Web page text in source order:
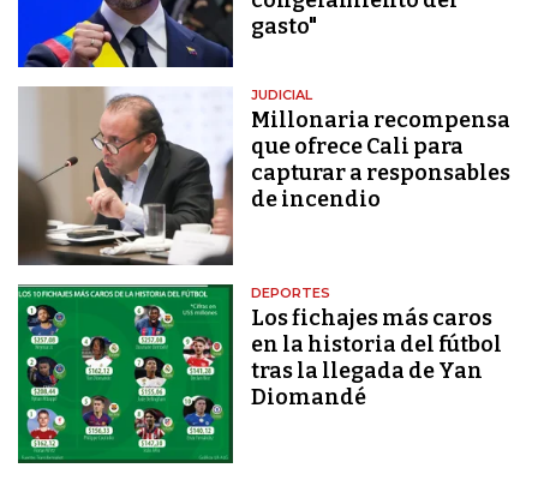
gasto"
JUDICIAL
Millonaria recompensa
que ofrece Cali para
capturar a responsables
de incendio
DEPORTES
Los fichajes más caros
en la historia del fútbol
tras la llegada de Yan
Diomandé